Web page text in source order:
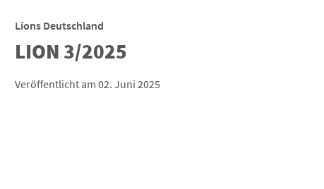
Lions Deutschland
LION 3/2025
Veröffentlicht am 02. Juni 2025